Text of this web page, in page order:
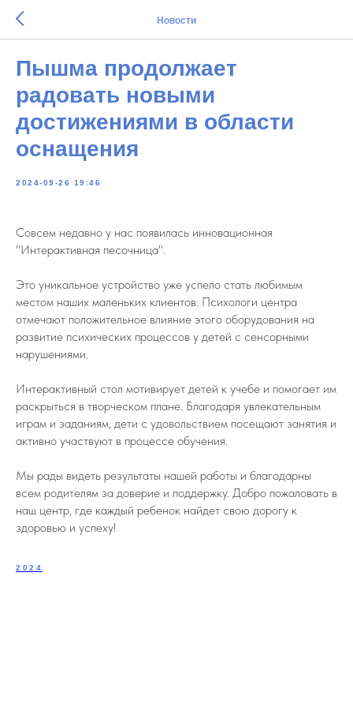
Новости
Пышма продолжает
радовать новыми
достижениями в области
оснащения
2024-09-26 19:46
Совсем недавно у нас появилась инновационная
"Интерактивная песочница".
Это уникальное устройство уже успело стать любимым
местом наших маленьких клиентов. Психологи центра
отмечают положительное влияние этого оборудования на
развитие психических процессов у детей с сенсорными
нарушениями.
Интерактивный стол мотивирует детей к учебе и помогает им
раскрыться в творческом плане. Благодаря увлекательным
играм и заданиям, дети с удовольствием посещают занятия и
активно участвуют в процессе обучения.
Мы рады видеть результаты нашей работы и благодарны
всем родителям за доверие и поддержку. Добро пожаловать в
наш центр, где каждый ребенок найдет свою дорогу к
здоровью и успеху!
2024